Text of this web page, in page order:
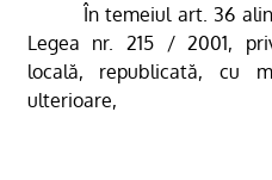
În temeiul art. 36
Legea nr. 215 / 2001,
locală, republicată, cu
ulterioare,